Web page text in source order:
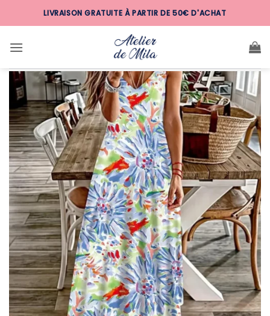
LIVRAISON GRATUITE À PARTIR DE 50€ D'ACHAT